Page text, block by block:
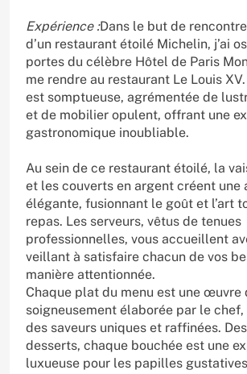
Expérience :Dans le but de
d’un restaurant étoilé Michelin, j’ai
portes du célèbre Hôtel de Paris
me rendre au restaurant Le Louis XV.
est somptueuse, agrémentée de
et de mobilier opulent, offrant une
gastronomique inoubliable.
Au sein de ce restaurant étoilé, la
et les couverts en argent créent une
élégante, fusionnant le goût et l’art
repas. Les serveurs, vêtus de tenues
professionnelles, vous accueillent
veillant à satisfaire chacun de vos
manière attentionnée.
Chaque plat du menu est une œuvre
soigneusement élaborée par le
des saveurs uniques et raffinées.
desserts, chaque bouchée est une
luxueuse pour les papilles